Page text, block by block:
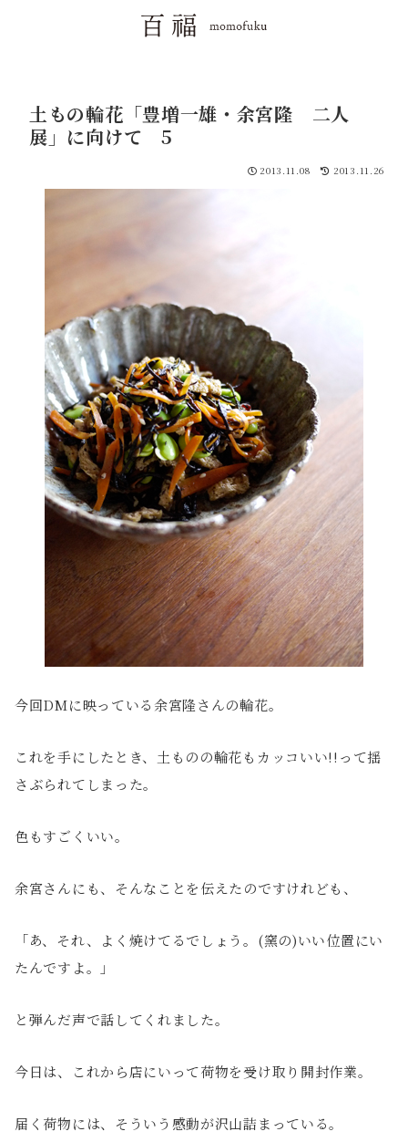
土もの輪花「豊増一雄・余宮隆 二人
展」に向けて 5
2013.11.08 2013.11.26
今回DMに映っている余宮隆さんの輪花。
これを手にしたとき、土ものの輪花もカッコいい!!って揺
さぶられてしまった。
色もすごくいい。
余宮さんにも、そんなことを伝えたのですけれども、
「あ、それ、よく焼けてるでしょう。(窯の)いい位置にい
たんですよ。」
と弾んだ声で話してくれました。
今日は、これから店にいって荷物を受け取り開封作業。
届く荷物には、そういう感動が沢山詰まっている。